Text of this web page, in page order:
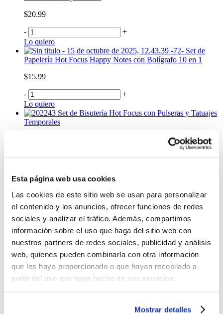
Esta página web usa cookies
Las cookies de este sitio web se usan para personalizar
el contenido y los anuncios, ofrecer funciones de redes
sociales y analizar el tráfico. Además, compartimos
información sobre el uso que haga del sitio web con
nuestros partners de redes sociales, publicidad y análisis
web, quienes pueden combinarla con otra información
que les haya proporcionado o que hayan recopilado a
partir del uso que haya hecho de sus servicios.
Mostrar detalles
$20.99
-
+
Lo quiero
Set de
Papelería Hot Focus Happy Notes con Bolígrafo 10 en 1
$15.99
-
+
Lo quiero
Set de Bisutería Hot Focus con Pulseras y Tatuajes
Temporales
Lámpara Infantil Hot Focus Gatito Moody con Luz
Multicolor
-
+
Lo quiero
Set de Pulseras Hot Focus con Dijes y Estuche de
Joyería
$25.99
-
+